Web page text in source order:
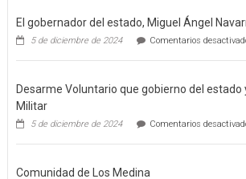
El gobernador del estado, Miguel Ángel
5 de diciembre de 2024 Comentarios
Desarme Voluntario que gobierno del estado
Militar
5 de diciembre de 2024 Comentarios
Comunidad de Los Medina